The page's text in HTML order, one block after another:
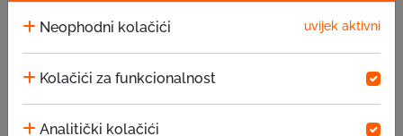
Neophodni kolačići uvijek aktivni
Kolačići za funkcionalnost
Analitički kolačići
EKI Poslovni klub
EKI Poslovni klub (EPK) predstavlja
dodatnu besplatnu uslugu za EKI klijente.
kako bi oni imali mogućnost da
međusobno trguju putem EKI oglasa i